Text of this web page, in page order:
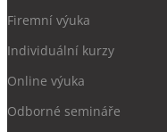
Firemní výuka
Individuální kurzy
Online výuka
Odborné semináře